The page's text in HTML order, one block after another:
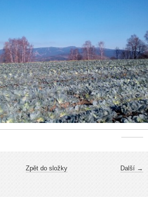
Další →
Zpět do složky